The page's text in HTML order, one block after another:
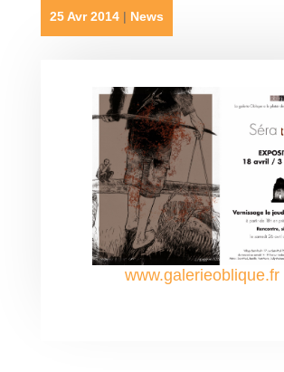
25 Avr 2014| News
www.galerieoblique.fr